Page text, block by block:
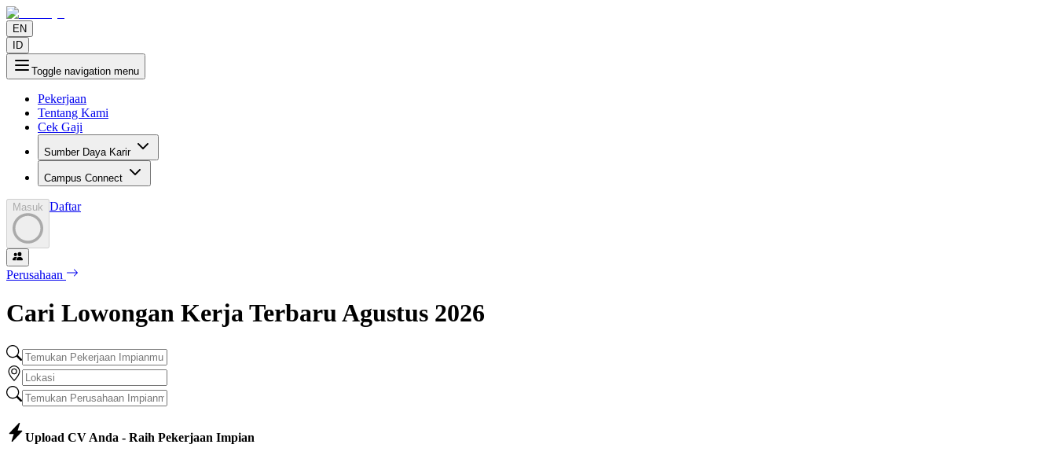
EN
ID
Toggle navigation menu
Pekerjaan
Tentang Kami
Cek Gaji
Sumber Daya Karir
Campus Connect
Masuk Daftar
Perusahaan
Cari Lowongan Kerja TerbaruAgustus 2026
Upload CV Anda - Raih Pekerjaan Impian